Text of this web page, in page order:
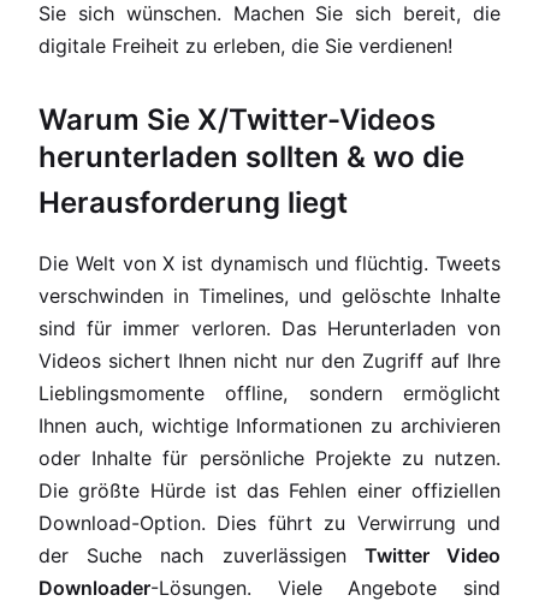
Sie sich wünschen. Machen Sie sich bereit, die
digitale Freiheit zu erleben, die Sie verdienen!
Warum Sie X/Twitter-Videos
herunterladen sollten & wo die
Herausforderung liegt
Die Welt von X ist dynamisch und flüchtig. Tweets
verschwinden in Timelines, und gelöschte Inhalte
sind für immer verloren. Das Herunterladen von
Videos sichert Ihnen nicht nur den Zugriff auf Ihre
Lieblingsmomente offline, sondern ermöglicht
Ihnen auch, wichtige Informationen zu archivieren
oder Inhalte für persönliche Projekte zu nutzen.
Die größte Hürde ist das Fehlen einer offiziellen
Download-Option. Dies führt zu Verwirrung und
der Suche nach zuverlässigen Twitter Video
Downloader-Lösungen. Viele Angebote sind